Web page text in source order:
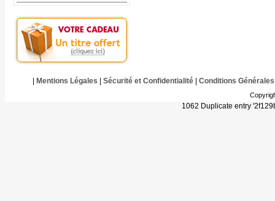
Mentions Légales Sécurité et Confidentialité| Conditions Générales
1062 Duplicate entry